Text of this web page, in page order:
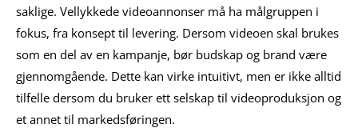
saklige. Vellykkede videoannonser må ha målgruppen i
fokus, fra konsept til levering. Dersom videoen skal brukes
som en del av en kampanje, bør budskap og brand være
gjennomgående. Dette kan virke intuitivt, men er ikke alltid
tilfelle dersom du bruker ett selskap til videoproduksjon og
et annet til markedsføringen.